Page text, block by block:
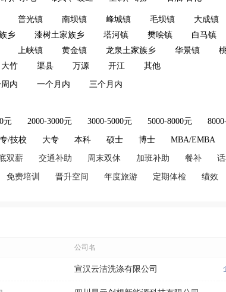
普光镇 南坝镇 峰城镇 毛坝镇 大成镇
乡 漆树土家族乡 塔河镇 樊哙镇 白马镇
上峡镇 黄金镇 龙泉土家族乡 华景镇
大竹 渠县 万源 开江 其他
内 一个月内 三个月内
元 2000-3000元 3000-5000元 5000-8000元
/技校 大专 本科 硕士 博士 MBA/EMBA
双薪 交通补助 周末双休 加班补助 餐补
免费培训 晋升空间 年度旅游 定期体检 绩效
公司名
宣汉云洁洗涤有限公司